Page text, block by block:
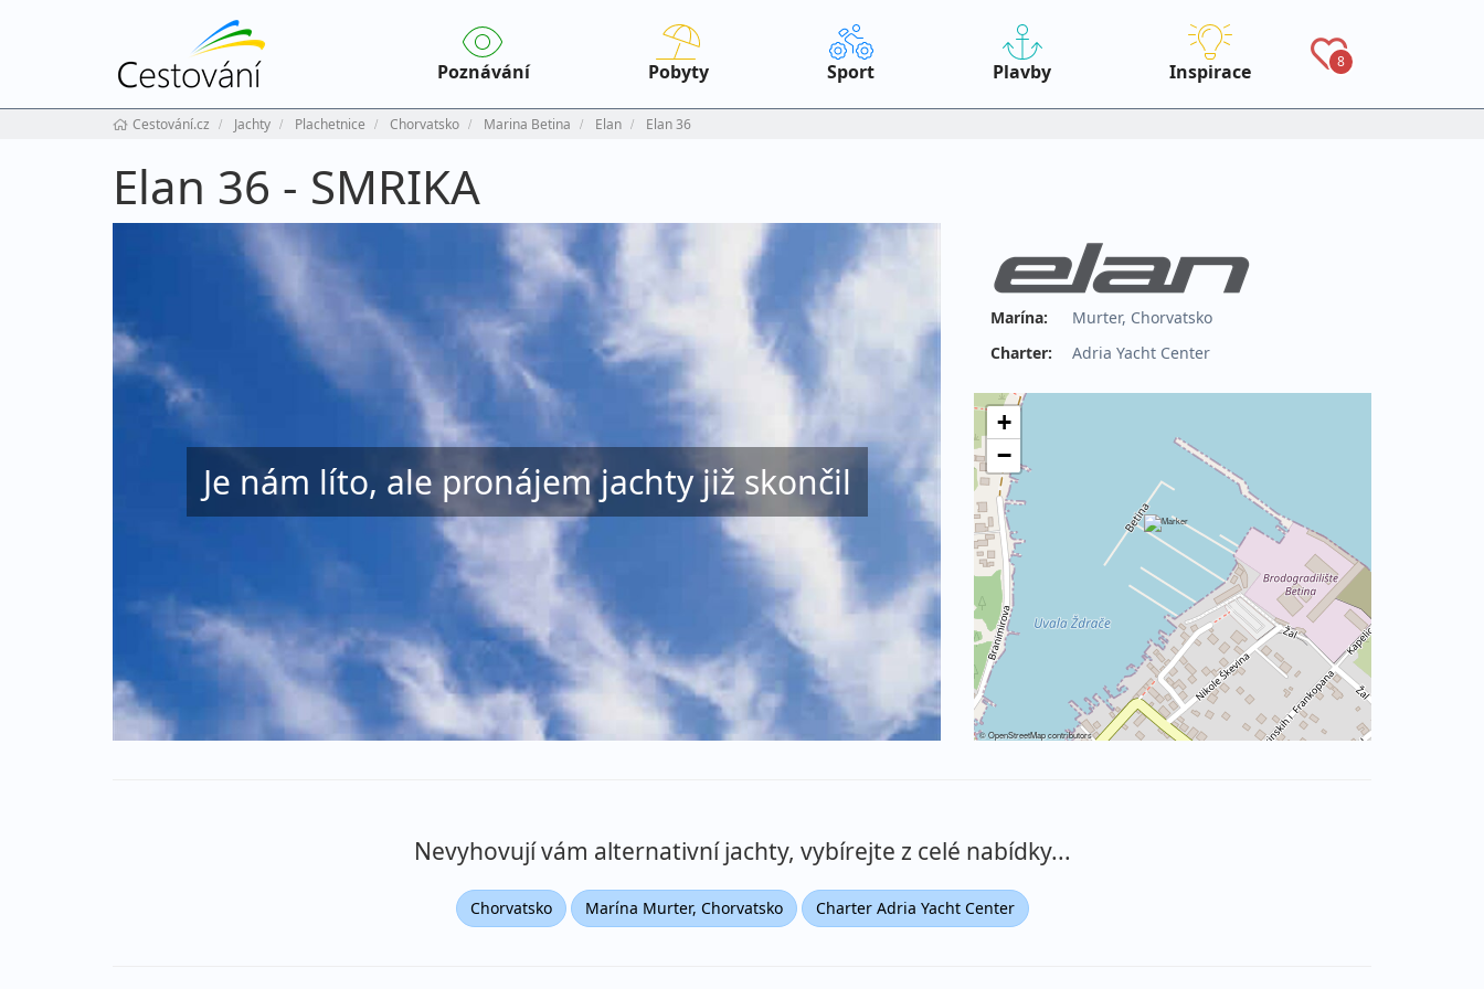
Poznávání Pobyty Sport Plavby Inspirace 8
Cestování.cz Jachty Plachetnice Chorvatsko Marina Betina Elan Elan 36
Elan 36 - SMRIKA
Je nám líto, ale pronájem jachty již skončil
Marína:
Murter, Chorvatsko
Charter:
Adria Yacht Center
+
−
©OpenStreetMapcontributors
Nevyhovují vám alternativní jachty, vybírejte z celé nabídky...
Chorvatsko Marína Murter, Chorvatsko Charter Adria Yacht Center